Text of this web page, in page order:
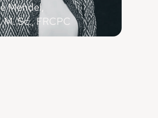
Mendel,
M. Sc., FRCPC
(Montréal), professeure